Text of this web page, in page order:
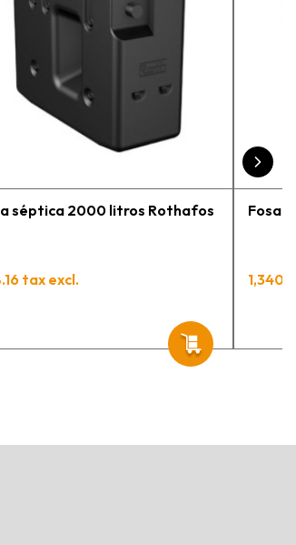
séptica 2000 litros Rothafos
tax excl.
Fosa